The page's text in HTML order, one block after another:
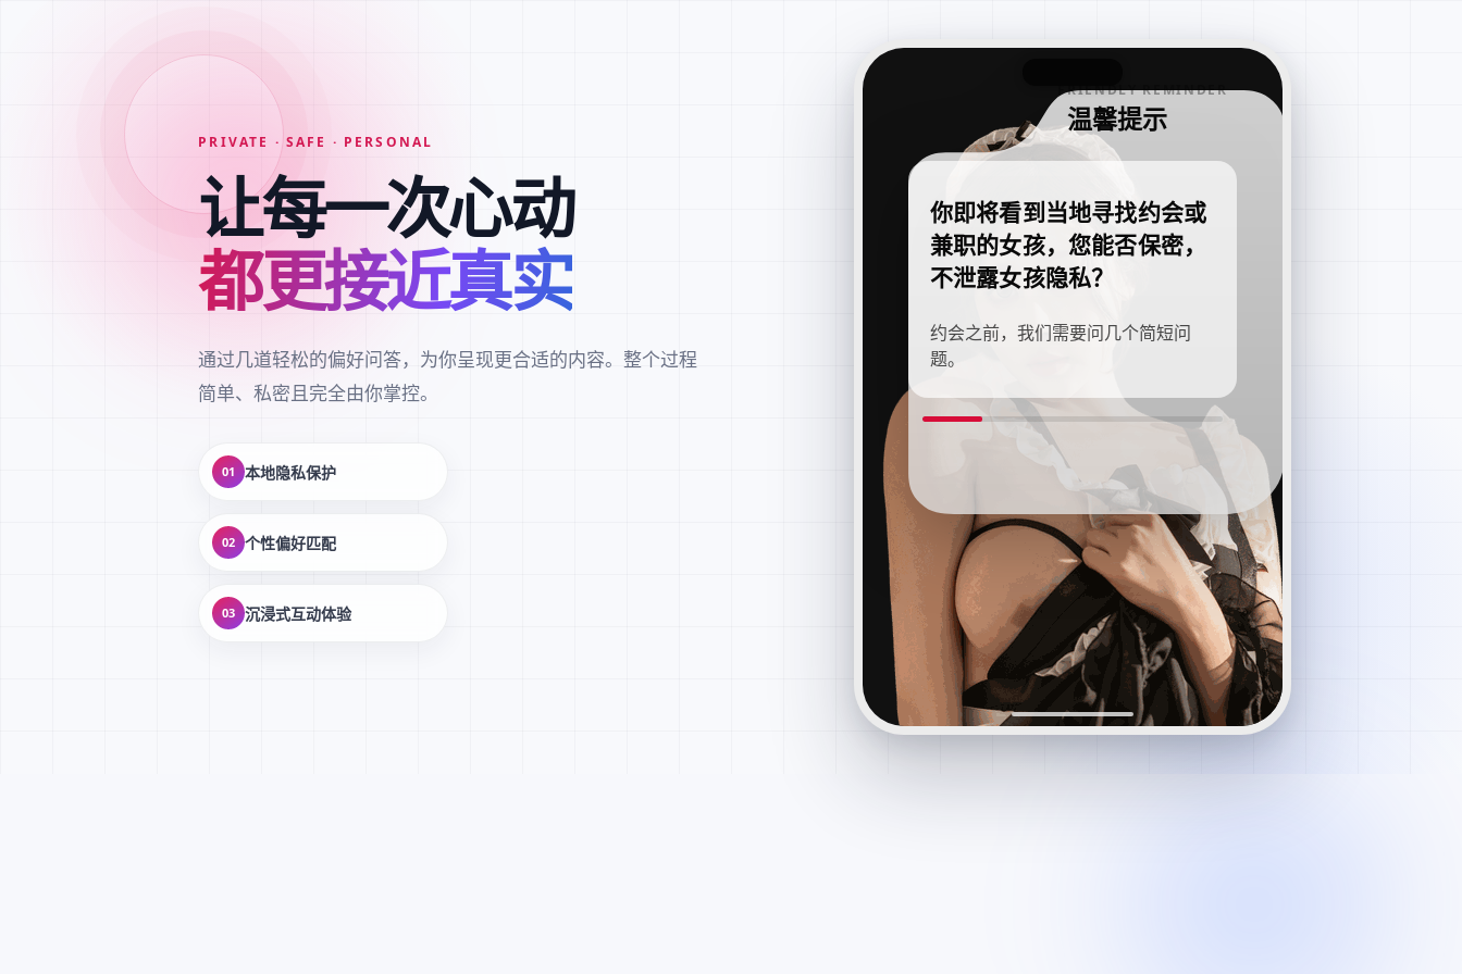
PRIVATE · SAFE · PERSONAL
让每一次心动
都更接近真实
通过几道轻松的偏好问答，为你呈现更合适的内容。整个过程
简单、私密且完全由你掌控。
01 本地隐私保护
02 个性偏好匹配
03 沉浸式互动体验
FRIENDLY REMINDER
温馨提示
你即将看到当地寻找约会或
兼职的女孩，您能否保密，
不泄露女孩隐私？
约会之前，我们需要问几个简短问
题。